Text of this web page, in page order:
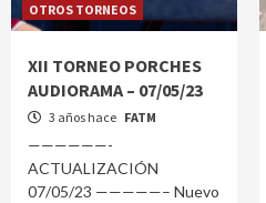
OTROS TORNEOS
XII TORNEO PORCHES
AUDIORAMA – 07/05/23
3 años hace FATM
——————-
ACTUALIZACIÓN
07/05/23 —————– Nuevo